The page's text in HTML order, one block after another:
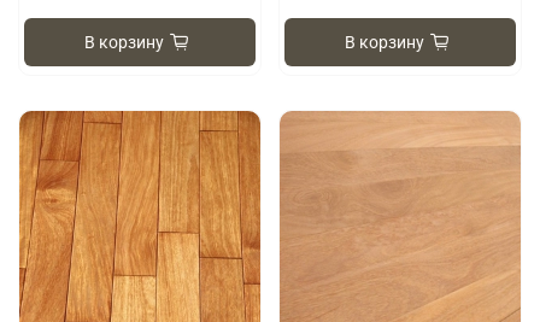
В корзину В корзину